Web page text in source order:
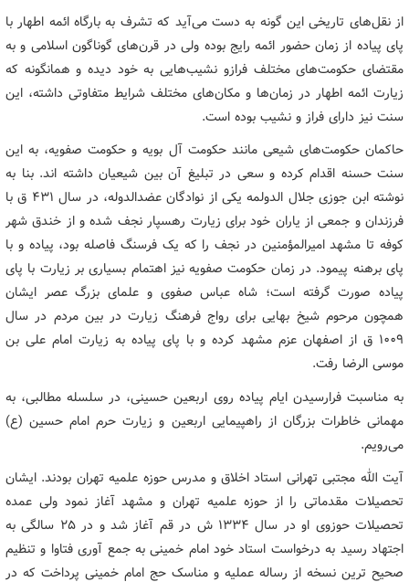
از نقل‌های تاریخی این گونه به دست می‌آید که تشرف به بارگاه ائمه اطهار با
پای پیاده از زمان حضور ائمه رایج بوده ولی در قرن‌های گوناگون اسلامی و به
مقتضای حکومت‌های مختلف فرازو نشیب‌هایی به خود دیده و همانگونه که
زیارت ائمه اطهار در زمان‌ها و مکان‌های مختلف شرایط متفاوتی داشته، این
سنت نیز دارای فراز و نشیب بوده است.
حاکمان حکومت‌های شیعی مانند حکومت آل بویه و حکومت صفویه، به این
سنت حسنه اقدام کرده و سعی در تبلیغ آن بین شیعیان داشته اند. بنا به
نوشته ابن جوزی جلال الدولمه یکی از نوادگان عضدالدوله، در سال 431 ق با
فرزندان و جمعی از یاران خود برای زیارت رهسپار نجف شده و از خندق شهر
کوفه تا مشهد امیرالمؤمنین در نجف را که یک فرسنگ فاصله بود، پیاده و با
پای برهنه پیمود. در زمان حکومت صفویه نیز اهتمام بسیاری بر زیارت با پای
پیاده صورت گرفته است؛ شاه عباس صفوی و علمای بزرگ عصر ایشان
همچون مرحوم شیخ بهایی برای رواج فرهنگ زیارت در بین مردم در سال
1009 ق از اصفهان عزم مشهد کرده و با پای پیاده به زیارت امام علی بن
موسی الرضا رفت.
به مناسبت فرارسیدن ایام پیاده روی اربعین حسینی، در سلسله مطالبی، به
مهمانی خاطرات بزرگان از راهپیمایی اربعین و زیارت حرم امام حسین (ع)
می‌رویم.
آیت الله مجتبی تهرانی استاد اخلاق و مدرس حوزه علمیه تهران بودند. ایشان
تحصیلات مقدماتی را از حوزه علمیه تهران و مشهد آغاز نمود ولی عمده
تحصیلات حوزوی او در سال 1334 ش در قم آغاز شد و در 25 سالگی به
اجتهاد رسید به درخواست استاد خود امام خمینی به جمع آوری فتاوا و تنظیم
صحیح ترین نسخه از رساله عملیه و مناسک حج امام خمینی پرداخت که در